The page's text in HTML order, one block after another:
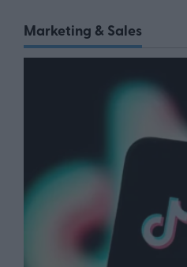
Marketing & Sales